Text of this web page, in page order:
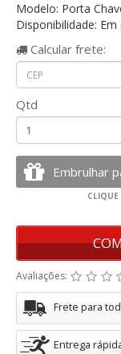
Modelo: Porta
Disponibilidade:
Calcular frete:
Qtd
Avaliações:
Frete para
Entrega